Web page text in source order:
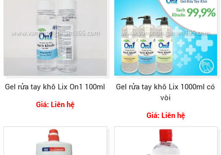
Gel rửa tay khô Lix On1 100ml
Giá: Liên hệ
Gel rửa tay khô Lix 1000ml có
vòi
Giá: Liên hệ